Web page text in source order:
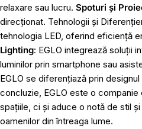
relaxare sau lucru. Spoturi și
direcționat. Tehnologii și
tehnologia LED, oferind eficiență
Lighting: EGLO integrează soluții
luminilor prin smartphone sau
EGLO se diferențiază prin
concluzie, EGLO este o companie
spațiile, ci și aduce o notă de stil
oamenilor din întreaga lume.